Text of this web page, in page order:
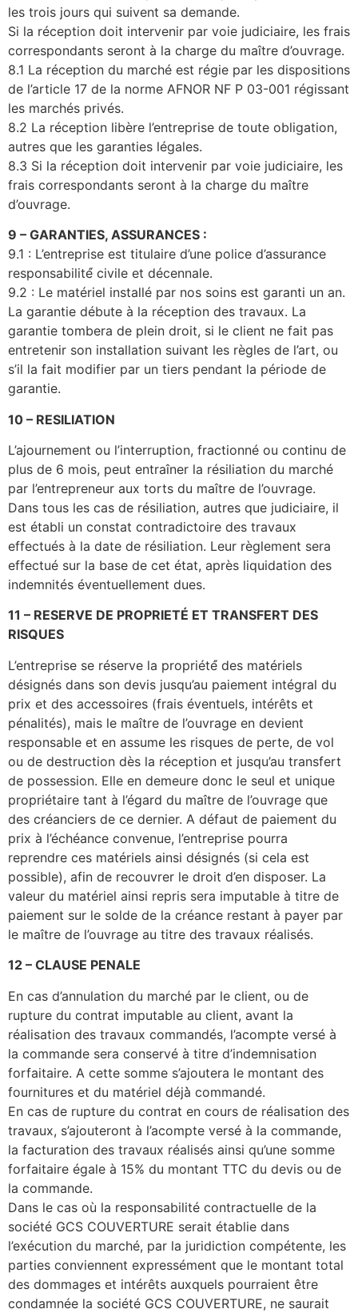
les trois jours qui suivent sa demande.
Si la réception doit intervenir par voie judiciaire, les frais
correspondants seront à la charge du maître d’ouvrage.
8.1 La réception du marché est régie par les dispositions
de l’article 17 de la norme AFNOR NF P 03-001 régissant
les marchés privés.
8.2 La réception libère l’entreprise de toute obligation,
autres que les garanties légales.
8.3 Si la réception doit intervenir par voie judiciaire, les
frais correspondants seront à la charge du maître
d’ouvrage.
9 – GARANTIES, ASSURANCES :
9.1 : L’entreprise est titulaire d’une police d’assurance
responsabilité́ civile et décennale.
9.2 : Le matériel installé par nos soins est garanti un an.
La garantie débute à la réception des travaux. La
garantie tombera de plein droit, si le client ne fait pas
entretenir son installation suivant les règles de l’art, ou
s’il la fait modifier par un tiers pendant la période de
garantie.
10 – RESILIATION
L’ajournement ou l’interruption, fractionné ou continu de
plus de 6 mois, peut entraîner la résiliation du marché
par l’entrepreneur aux torts du maître de l’ouvrage.
Dans tous les cas de résiliation, autres que judiciaire, il
est établi un constat contradictoire des travaux
effectués à la date de résiliation. Leur règlement sera
effectué sur la base de cet état, après liquidation des
indemnités éventuellement dues.
11 – RESERVE DE PROPRIETÉ ET TRANSFERT DES
RISQUES
L’entreprise se réserve la propriété́ des matériels
désignés dans son devis jusqu’au paiement intégral du
prix et des accessoires (frais éventuels, intérêts et
pénalités), mais le maître de l’ouvrage en devient
responsable et en assume les risques de perte, de vol
ou de destruction dès la réception et jusqu’au transfert
de possession. Elle en demeure donc le seul et unique
propriétaire tant à l’égard du maître de l’ouvrage que
des créanciers de ce dernier. A défaut de paiement du
prix à l’échéance convenue, l’entreprise pourra
reprendre ces matériels ainsi désignés (si cela est
possible), afin de recouvrer le droit d’en disposer. La
valeur du matériel ainsi repris sera imputable à titre de
paiement sur le solde de la créance restant à payer par
le maître de l’ouvrage au titre des travaux réalisés.
12 – CLAUSE PENALE
En cas d’annulation du marché par le client, ou de
rupture du contrat imputable au client, avant la
réalisation des travaux commandés, l’acompte versé à
la commande sera conservé à titre d’indemnisation
forfaitaire. A cette somme s’ajoutera le montant des
fournitures et du matériel déjà̀ commandé.
En cas de rupture du contrat en cours de réalisation des
travaux, s’ajouteront à l’acompte versé à la commande,
la facturation des travaux réalisés ainsi qu’une somme
forfaitaire égale à 15% du montant TTC du devis ou de
la commande.
Dans le cas où la responsabilité contractuelle de la
société GCS COUVERTURE serait établie dans
l’exécution du marché, par la juridiction compétente, les
parties conviennent expressément que le montant total
des dommages et intérêts auxquels pourraient être
condamnée la société GCS COUVERTURE, ne saurait